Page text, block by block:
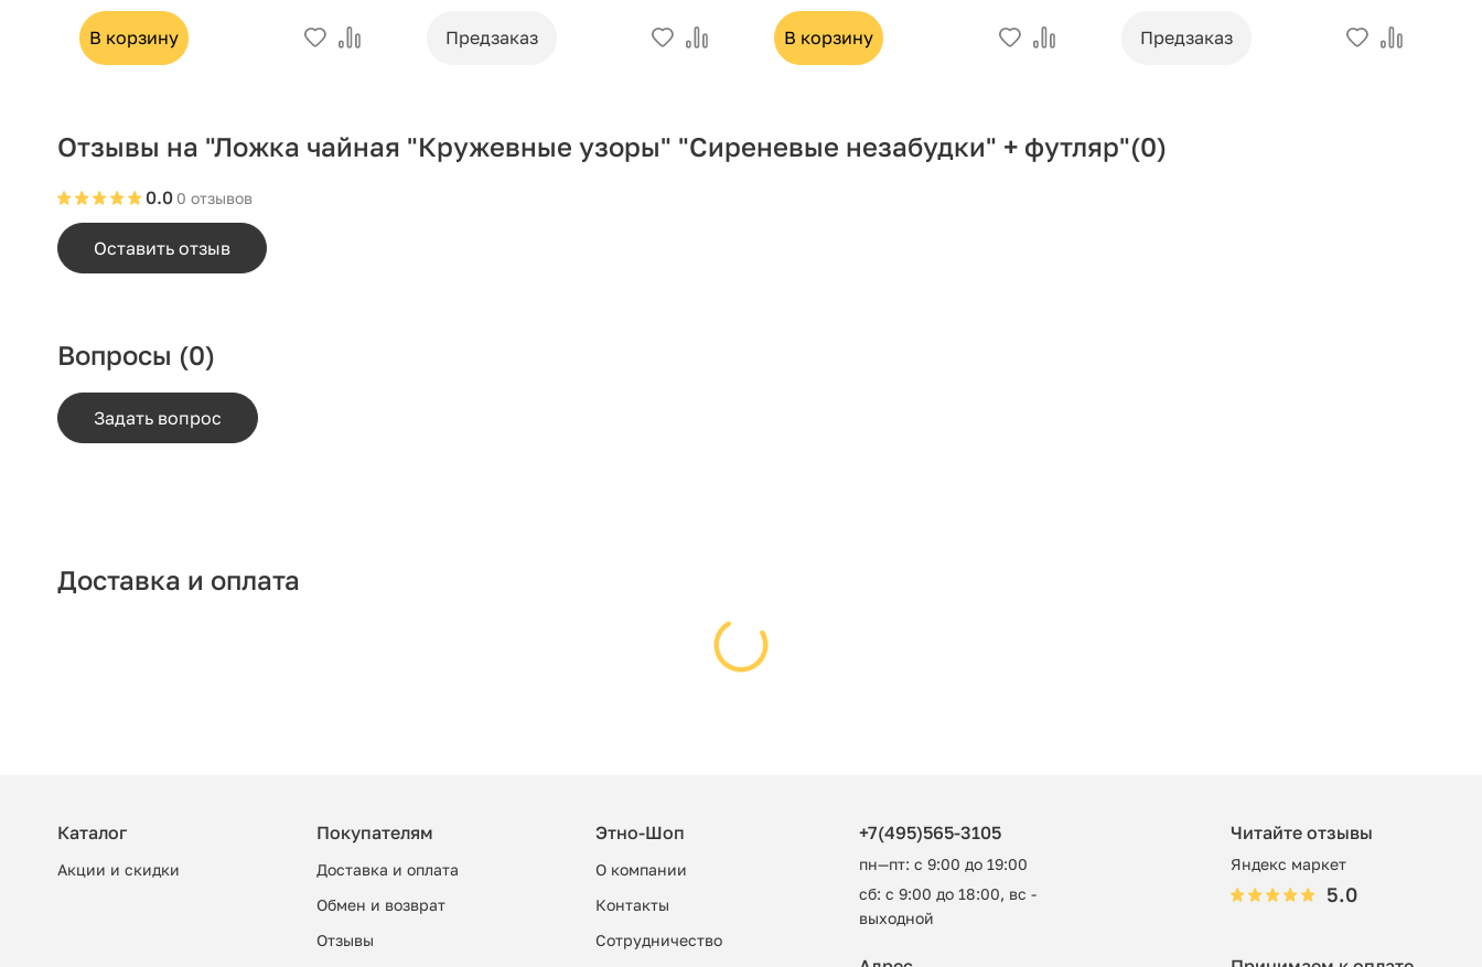
В корзину Предзаказ В корзину Предзаказ
Отзывы на "Ложка чайная "Кружевные узоры" "Сиреневые незабудки" + футляр"(0)
0 отзывов
0.0
Оставить отзыв
Вопросы (0)
Задать вопрос
Доставка и оплата
Каталог
Акции и скидки
Покупателям
Доставка и оплата
Обмен и возврат
Отзывы
Этно-Шоп
О компании
Контакты
Сотрудничество
+7(495)565-3105
пн—пт: с 9:00 до 19:00
сб: с 9:00 до 18:00, вс -
выходной
Читайте отзывы
Яндекс маркет
5.0